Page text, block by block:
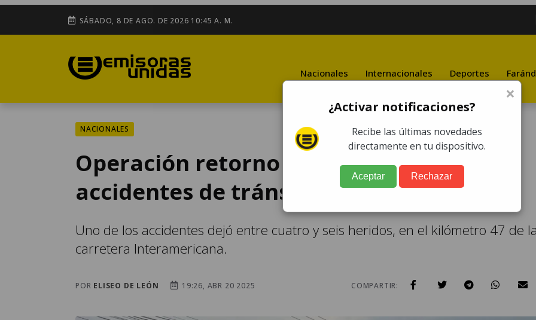
SÁBADO, 8 DE AGO. DE 2026 10:45 A. M.
Nacionales Internacionales Deportes
NACIONALES
Operación retorno suma al menos ocho
accidentes de tránsito
Uno de los accidentes dejó entre cuatro y seis heridos, en el kilómetro 47 de
carretera Interamericana.
POR ELISEO DE LEÓN 19:26, ABR 20 2025 COMPARTIR:
×
¿Activar notificaciones?
Recibe las últimas novedades
directamente en tu dispositivo.
Aceptar Rechazar